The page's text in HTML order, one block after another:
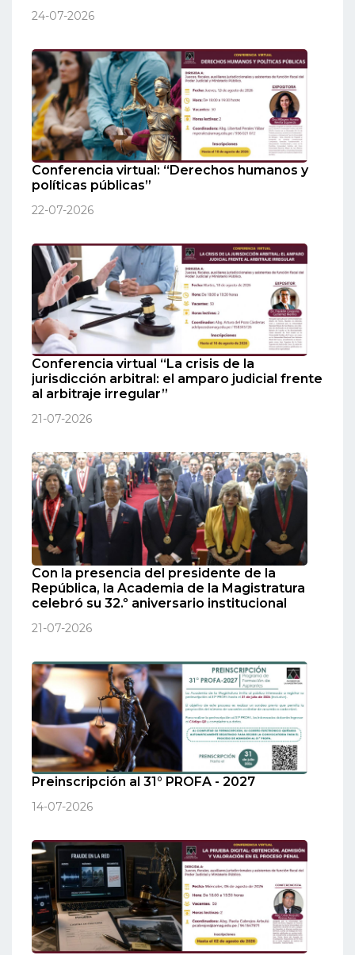
24-07-2026
Conferencia virtual: “Derechos humanos y
políticas públicas”
22-07-2026
Conferencia virtual “La crisis de la
jurisdicción arbitral: el amparo judicial frente
al arbitraje irregular”
21-07-2026
Con la presencia del presidente de la
República, la Academia de la Magistratura
celebró su 32.º aniversario institucional
21-07-2026
Preinscripción al 31° PROFA - 2027
14-07-2026